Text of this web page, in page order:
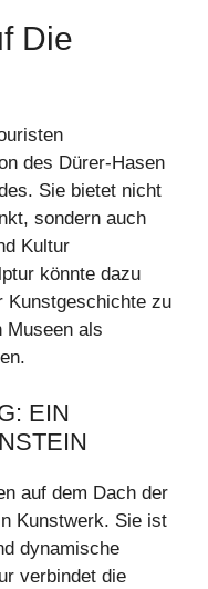
Die
des Dürer-Hasen
Sie bietet nicht
sondern auch
Kultur
könnte dazu
Kunstgeschichte zu
Museen als
EIN
auf dem Dach der
Kunstwerk. Sie ist
dynamische
verbindet die